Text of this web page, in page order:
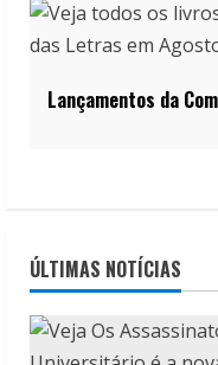
Lançamentos da
ÚLTIMAS NOTÍCIAS